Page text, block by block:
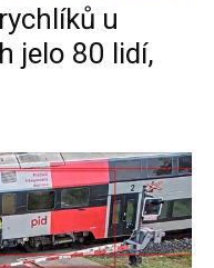
u
jelo 80 lidí,